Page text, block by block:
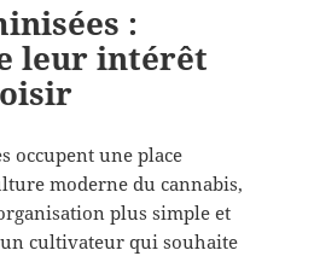
:
leur intérêt
occupent une place
moderne du cannabis,
plus simple et
cultivateur qui souhaite